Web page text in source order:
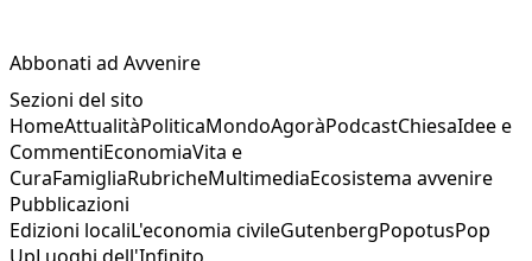
Abbonati ad Avvenire
Sezioni del sito
HomeAttualitàPoliticaMondoAgoràPodcastChiesaIdee e
CommentiEconomiaVita e
CuraFamigliaRubricheMultimediaEcosistema avvenire
Pubblicazioni
Edizioni localiL'economia civileGutenbergPopotusPop